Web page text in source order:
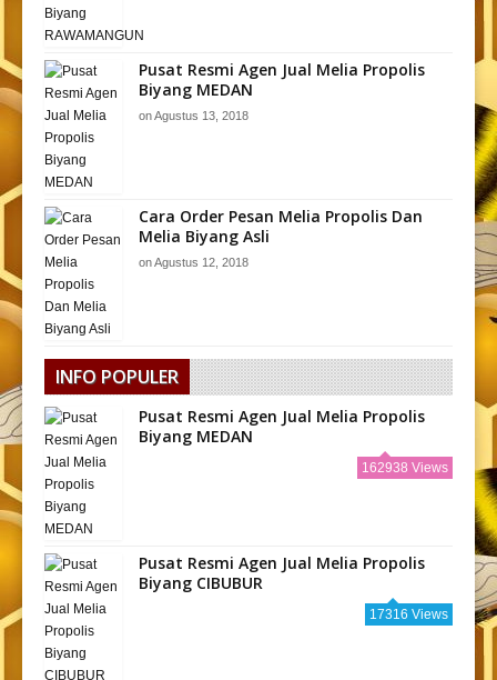
Pusat Resmi Agen Jual Melia Propolis
Biyang MEDAN
onAgustus 13, 2018
Cara Order Pesan Melia Propolis Dan
Melia Biyang Asli
onAgustus 12, 2018
INFO POPULER
Pusat Resmi Agen Jual Melia Propolis
Biyang MEDAN
162938 Views
Pusat Resmi Agen Jual Melia Propolis
Biyang CIBUBUR
17316 Views